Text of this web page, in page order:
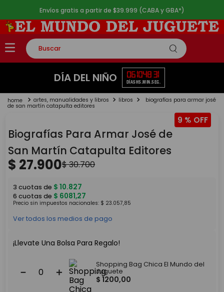
Envíos gratis a partir de $39.999 (CABA y GBA*)
Buscar
TÉRMINOS MÁS BUSCADOS
2.
lego
4.
monopatin
5. toy story
DÍA DEL NIÑO 06
DÍAS
10
HS.
48
MIN.
31
SEG.
artes, manualidades y libros libros biografías para armar josé
de san martín catapulta editores
9 %
Biografías Para Armar José de
San Martín Catapulta Editores
$ 27.900$30.700
3 cuotas de $ 10.827
6 cuotas de $ 6081,27
Precio sin impuestos nacionales: $ 23.057,85
Ver todos los medios de pago
¡Llevate Una Bolsa Para Regalo!
＋
－
Shopping Bag Chica El Mundo del
Juguete
$ 1200,00